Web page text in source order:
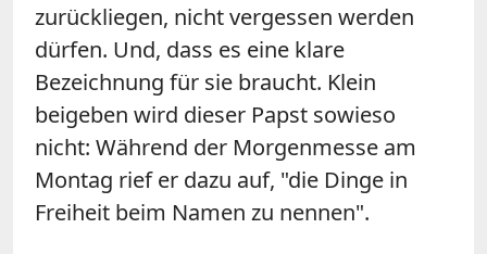
zurückliegen, nicht vergessen werden
dürfen. Und, dass es eine klare
Bezeichnung für sie braucht. Klein
beigeben wird dieser Papst sowieso
nicht: Während der Morgenmesse am
Montag rief er dazu auf, "die Dinge in
Freiheit beim Namen zu nennen".